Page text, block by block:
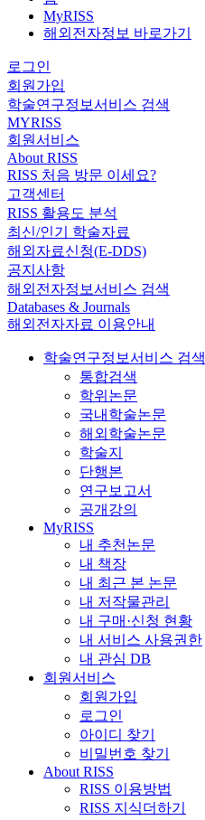
MyRISS
해외전자정보 바로가기
로그인
회원가입
학술연구정보서비스 검색
MYRISS
회원서비스
About RISS
RISS 처음 방문 이세요?
고객센터
RISS 활용도 분석
최신/인기 학술자료
해외자료신청(E-DDS)
공지사항
해외전자정보서비스 검색
Databases & Journals
해외전자자료 이용안내
학술연구정보서비스 검색
통합검색
학위논문
국내학술논문
해외학술논문
학술지
단행본
연구보고서
공개강의
MyRISS
내 추천논문
내 책장
내 최근 본 논문
내 저작물관리
내 구매·신청 현황
내 서비스 사용권한
내 관심 DB
회원서비스
회원가입
로그인
아이디 찾기
비밀번호 찾기
About RISS
RISS 이용방법
RISS 지식더하기